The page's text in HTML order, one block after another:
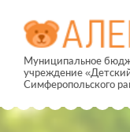
Муниципальное
учреждение
Симферопольского